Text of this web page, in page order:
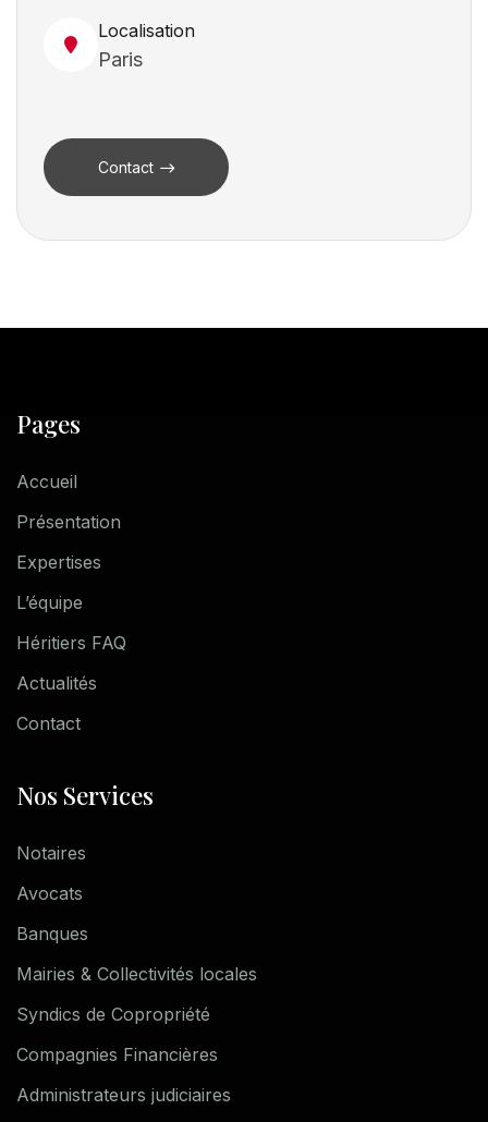
Localisation
Paris
Contact
Pages
Accueil
Présentation
Expertises
L’équipe
Héritiers FAQ
Actualités
Contact
Nos Services
Notaires
Avocats
Banques
Mairies & Collectivités locales
Syndics de Copropriété
Compagnies Financières
Administrateurs judiciaires